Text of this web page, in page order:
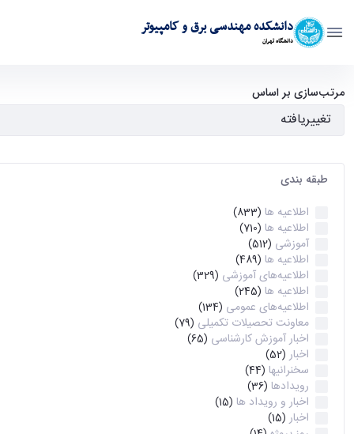
دانشکده مهندسی برق و کامپیوتر
دانشگاه تهران
آرشیو اطلاعیه ها - ece- دانشکده مهندسی برق و کامپیوتر
مرتب‌سازی بر اساس
طبقه بندی
اطلاعیه ها (833)
اطلاعیه ها (710)
آموزشی (512)
اطلاعیه ها (489)
اطلاعیه‌های‌ آموزشی (329)
اطلاعیه ها (245)
اطلاعیه‌های عمومی (134)
معاونت تحصیلات تکمیلی (79)
اخبار آموزش کارشناسی (65)
اخبار (52)
سخنرانیها (44)
رویدادها (36)
اخبار و رویداد ها (15)
اخبار (15)